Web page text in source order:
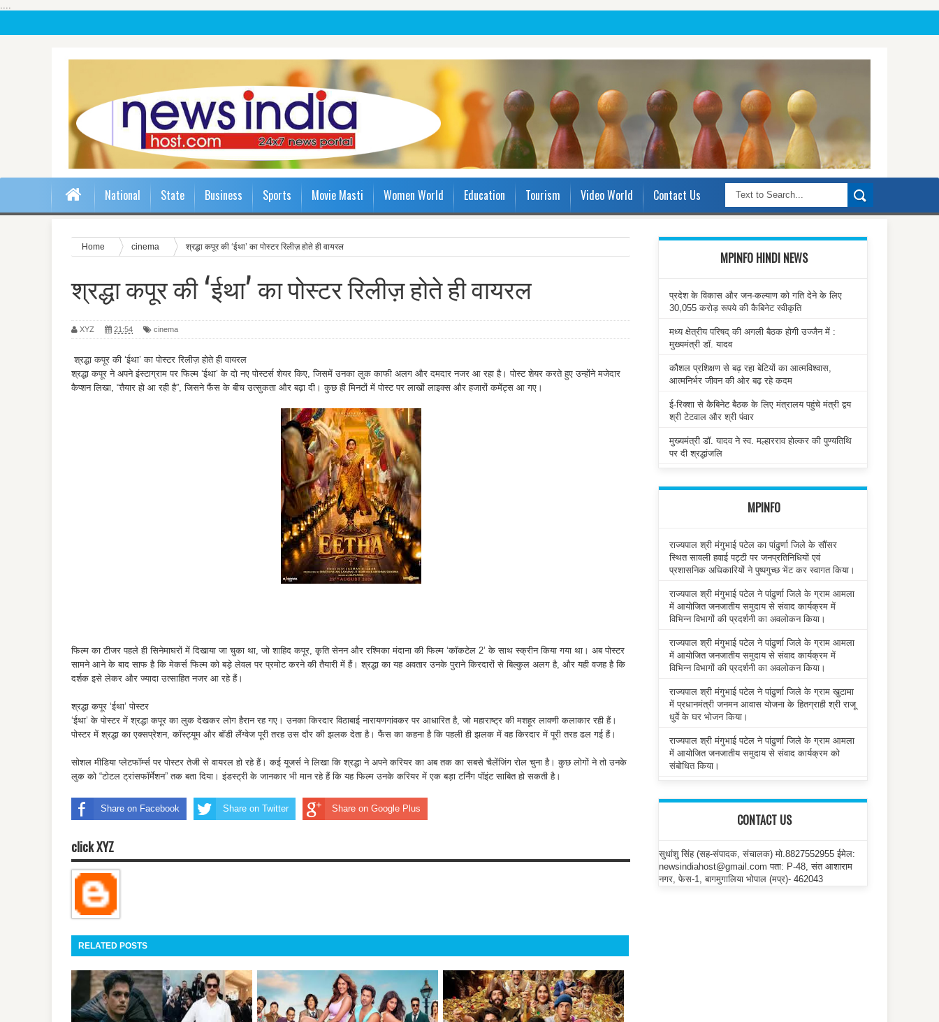
....
National State Business Sports Movie Masti Women World Education Tourism Video World Contact Us
Home cinema श्रद्धा कपूर की ‘ईथा’ का पोस्टर रिलीज़ होते ही वायरल
श्रद्धा कपूर की ‘ईथा’ का पोस्टर रिलीज़ होते ही वायरल
XYZ 21:54 cinema
श्रद्धा कपूर की ‘ईथा’ का पोस्टर रिलीज़ होते ही वायरल
श्रद्धा कपूर ने अपने इंस्टाग्राम पर फिल्म ‘ईथा’ के दो नए पोस्टर्स शेयर किए, जिसमें उनका लुक काफी अलग और दमदार नजर आ रहा है। पोस्ट शेयर करते हुए उन्होंने मजेदार
कैप्शन लिखा, “तैयार हो आ रही है”, जिसने फैंस के बीच उत्सुकता और बढ़ा दी। कुछ ही मिनटों में पोस्ट पर लाखों लाइक्स और हजारों कमेंट्स आ गए।
फिल्म का टीजर पहले ही सिनेमाघरों में दिखाया जा चुका था, जो शाहिद कपूर, कृति सेनन और रश्मिका मंदाना की फिल्म ‘कॉकटेल 2’ के साथ स्क्रीन किया गया था। अब पोस्टर
सामने आने के बाद साफ है कि मेकर्स फिल्म को बड़े लेवल पर प्रमोट करने की तैयारी में हैं। श्रद्धा का यह अवतार उनके पुराने किरदारों से बिल्कुल अलग है, और यही वजह है कि
दर्शक इसे लेकर और ज्यादा उत्साहित नजर आ रहे हैं।
श्रद्धा कपूर ‘ईथा’ पोस्टर
‘ईथा’ के पोस्टर में श्रद्धा कपूर का लुक देखकर लोग हैरान रह गए। उनका किरदार विठाबाई नारायणगांवकर पर आधारित है, जो महाराष्ट्र की मशहूर लावणी कलाकार रही हैं।
पोस्टर में श्रद्धा का एक्सप्रेशन, कॉस्ट्यूम और बॉडी लैंग्वेज पूरी तरह उस दौर की झलक देता है। फैंस का कहना है कि पहली ही झलक में वह किरदार में पूरी तरह ढल गई हैं।
सोशल मीडिया प्लेटफॉर्म्स पर पोस्टर तेजी से वायरल हो रहे हैं। कई यूजर्स ने लिखा कि श्रद्धा ने अपने करियर का अब तक का सबसे चैलेंजिंग रोल चुना है। कुछ लोगों ने तो उनके
लुक को “टोटल ट्रांसफॉर्मेशन” तक बता दिया। इंडस्ट्री के जानकार भी मान रहे हैं कि यह फिल्म उनके करियर में एक बड़ा टर्निंग पॉइंट साबित हो सकती है।
Share on Facebook Share on Twitter Share on Google Plus
click XYZ
RELATED POSTS
MPINFO HINDI NEWS
प्रदेश के विकास और जन-कल्याण को गति देने के लिए
30,055 करोड़ रूपये की कैबिनेट स्वीकृति
मध्य क्षेत्रीय परिषद् की अगली बैठक होगी उज्जैन में :
मुख्यमंत्री डॉ. यादव
कौशल प्रशिक्षण से बढ़ रहा बेटियों का आत्मविश्वास,
आत्मनिर्भर जीवन की ओर बढ़ रहे कदम
ई-रिक्शा से कैबिनेट बैठक के लिए मंत्रालय पहुंचे मंत्री द्वय
श्री टेटवाल और श्री पंवार
मुख्यमंत्री डॉ. यादव ने स्व. मल्हारराव होल्कर की पुण्यतिथि
पर दी श्रद्धांजलि
MPINFO
राज्यपाल श्री मंगुभाई पटेल का पांढुर्णा जिले के सौंसर
स्थित सावली हवाई पट्टी पर जनप्रतिनिधियों एवं
प्रशासनिक अधिकारियों ने पुष्पगुच्छ भेंट कर स्वागत किया।
राज्यपाल श्री मंगुभाई पटेल ने पांढुर्णा जिले के ग्राम आमला
में आयोजित जनजातीय समुदाय से संवाद कार्यक्रम में
विभिन्न विभागों की प्रदर्शनी का अवलोकन किया।
राज्यपाल श्री मंगुभाई पटेल ने पांढुर्णा जिले के ग्राम आमला
में आयोजित जनजातीय समुदाय से संवाद कार्यक्रम में
विभिन्न विभागों की प्रदर्शनी का अवलोकन किया।
राज्यपाल श्री मंगुभाई पटेल ने पांढुर्णा जिले के ग्राम खुटामा
में प्रधानमंत्री जनमन आवास योजना के हितग्राही श्री राजू
धुर्वे के घर भोजन किया।
राज्यपाल श्री मंगुभाई पटेल ने पांढुर्णा जिले के ग्राम आमला
में आयोजित जनजातीय समुदाय से संवाद कार्यक्रम को
संबोधित किया।
CONTACT US
सुधांशु सिंह (सह-संपादक, संचालक) मो.8827552955 ईमेल:
newsindiahost@gmail.com पता: P-48, संत आशाराम
नगर, फेस-1, बागमुगालिया भोपाल (मप्र)- 462043